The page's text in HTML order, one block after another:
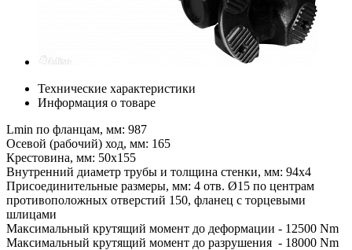
Технические характеристики
Информация о товаре
Lmin по фланцам, мм: 987
Осевой (рабочий) ход, мм: 165
Крестовина, мм: 50х155
Внутренний диаметр трубы и толщина стенки, мм: 94х4
Присоединительные размеры, мм: 4 отв. Ø15 по центрам
противоположных отверстий 150, фланец с торцевыми
шлицами
Максимальный крутящий момент до деформации - 12500 Nm
Максимальный крутящий момент до разрушения - 18000 Nm